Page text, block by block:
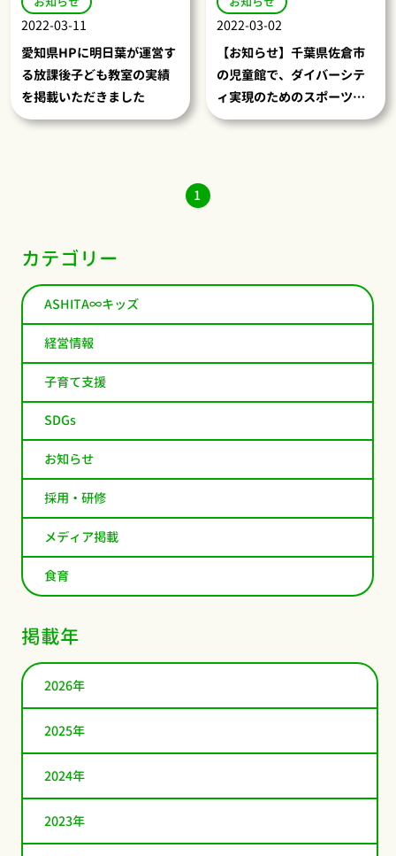
2022-03-11
愛知県HPに明日葉が運営す
る放課後子ども教室の実績
を掲載いただきました
2022-03-02
【お知らせ】千葉県佐倉市
の児童館で、ダイバーシテ
ィ実現のためのスポーツ教
室を実施します
1
カテゴリー
ASHITA∞キッズ
経営情報
子育て支援
SDGs
お知らせ
採用・研修
メディア掲載
食育
掲載年
2026年
2025年
2024年
2023年